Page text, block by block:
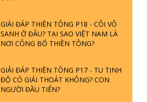
GIẢI ĐÁP THIỀN TÔNG P18 - CÕI VÔ
SANH Ở ĐÂU? TẠI SAO VIỆT NAM LÀ
NƠI CÔNG BỐ THIỀN TÔNG?
GIẢI ĐÁP THIỀN TÔNG P17 - TU TỊNH
ĐỘ CÓ GIẢI THOÁT KHÔNG? CON
NGƯỜI ĐẦU TIÊN?